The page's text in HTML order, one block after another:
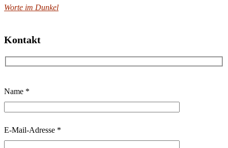
Worte im Dunkel
Kontakt
t
t
e
Name *
E-Mail-Adresse *